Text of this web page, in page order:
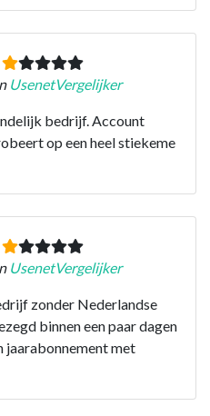
UsenetVergelijker
bedrijf. Account
op een heel stiekeme
UsenetVergelijker
zonder Nederlandse
binnen een paar dagen
jaarabonnement met